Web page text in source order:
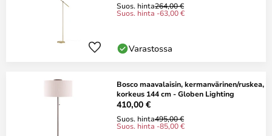
Suos. hinta264,00 €
Suos. hinta -63,00 €
Varastossa
Bosco maavalaisin, kermanvärinen/ruskea,
korkeus 144 cm - Globen Lighting
410,00 €
Suos. hinta495,00 €
Suos. hinta -85,00 €